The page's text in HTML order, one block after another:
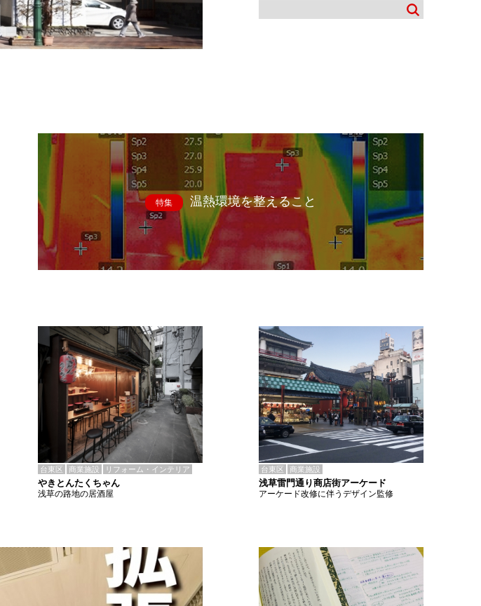
特集 温熱環境を整えること
台東区 商業施設 リフォーム・インテリア
やきとんたくちゃん
浅草の路地の居酒屋
台東区 商業施設
浅草雷門通り商店街アーケード
アーケード改修に伴うデザイン監修